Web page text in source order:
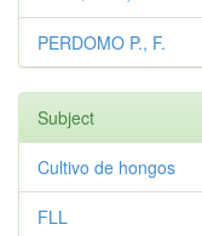
PERDOMO P., F.
Subject
Cultivo de hongos
FLL